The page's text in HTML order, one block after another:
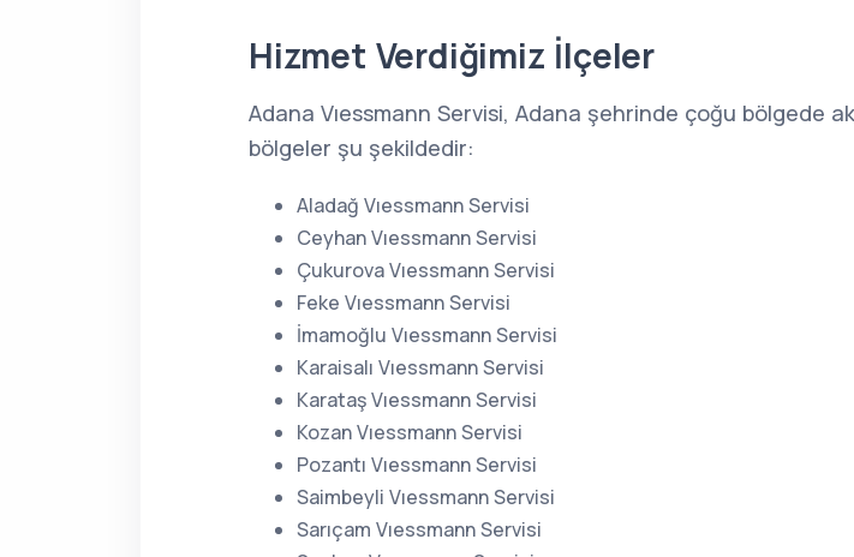
Hizmet Verdiğimiz İlçeler
Adana Vıessmann Servisi, Adana şehrinde çoğu bölgede
bölgeler şu şekildedir:
Aladağ Vıessmann Servisi
Ceyhan Vıessmann Servisi
Çukurova Vıessmann Servisi
Feke Vıessmann Servisi
İmamoğlu Vıessmann Servisi
Karaisalı Vıessmann Servisi
Karataş Vıessmann Servisi
Kozan Vıessmann Servisi
Pozantı Vıessmann Servisi
Saimbeyli Vıessmann Servisi
Sarıçam Vıessmann Servisi